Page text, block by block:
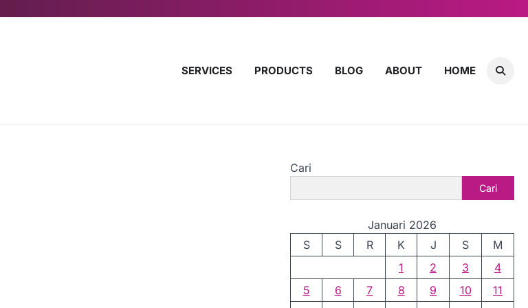
SERVICES PRODUCTS BLOG ABOUT HOME
Cari
Cari
Januari 2026
S
S R K J S
M
1
2 3
4
5
6 7 8 9 10
11